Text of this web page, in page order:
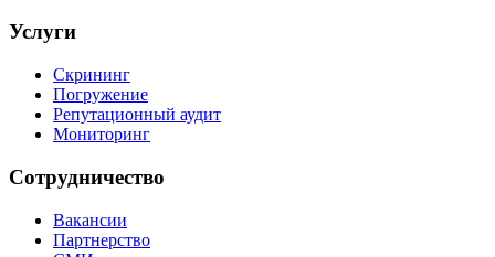
Услуги
Скрининг
Погружение
Репутационный аудит
Мониторинг
Сотрудничество
Вакансии
Партнерство